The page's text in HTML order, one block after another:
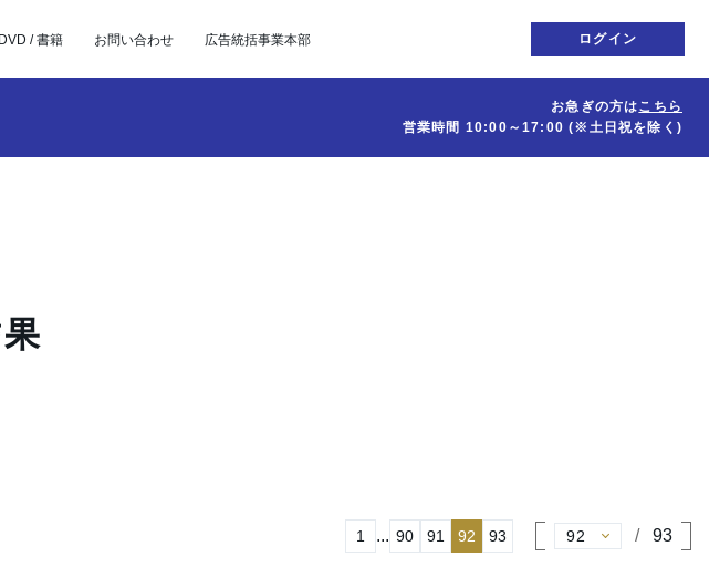
DVD / 書籍 お問い合わせ 広告統括事業本部 ログイン
お急ぎの方はこちら
営業時間 10:00～17:00(※土日祝を除く)
1 ... 90 91 92 93 93